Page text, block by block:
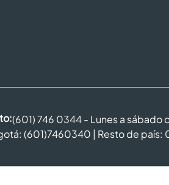
(601) 746 0344 - Lunes a
(601)7460340 | Resto de país: